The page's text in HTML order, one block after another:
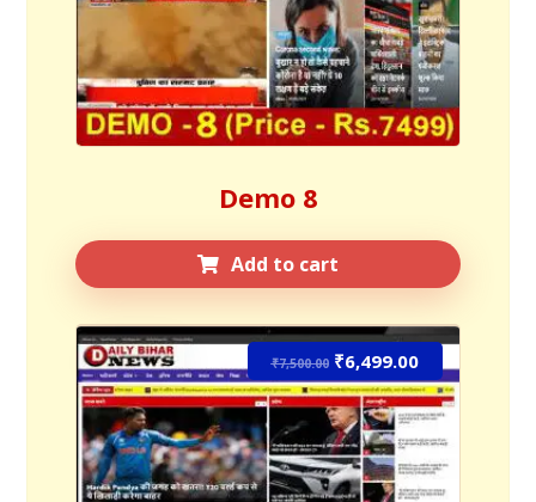
Demo 8
Add to cart
₹7,500.00 ₹6,499.00
Sale!